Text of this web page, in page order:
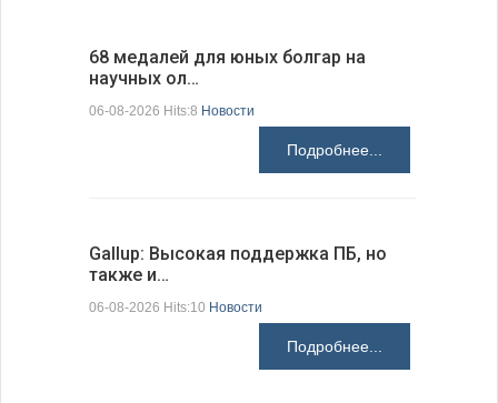
68 медалей для юных болгар на
научных ол…
06-08-2026 Hits:8 Новости
Подробнее...
Gallup: Высокая поддержка ПБ, но
также и…
06-08-2026 Hits:10 Новости
Подробнее...